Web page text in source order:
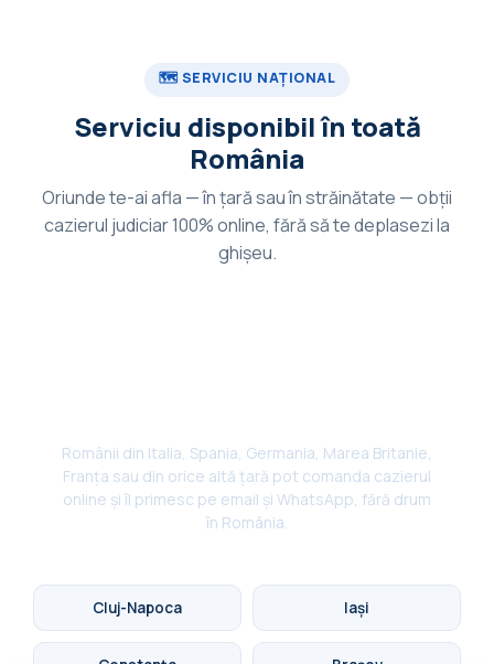
🗺️ SERVICIU NAȚIONAL
Serviciu disponibil în toată
România
Oriunde te-ai afla — în țară sau în străinătate — obții
cazierul judiciar 100% online, fără să te deplasezi la
ghișeu.
Românii din Italia, Spania, Germania, Marea Britanie,
Franța sau din orice altă țară pot comanda cazierul
online și îl primesc pe email și WhatsApp, fără drum
în România.
Cluj-Napoca Iași